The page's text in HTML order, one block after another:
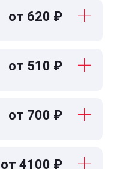
от 620 ₽
от 510 ₽
от 700 ₽
от 4100 ₽